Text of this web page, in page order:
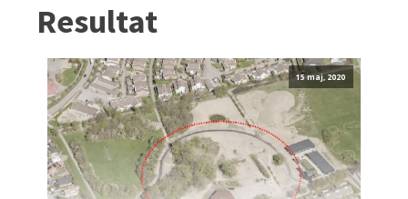
Resultat
15 maj, 2020